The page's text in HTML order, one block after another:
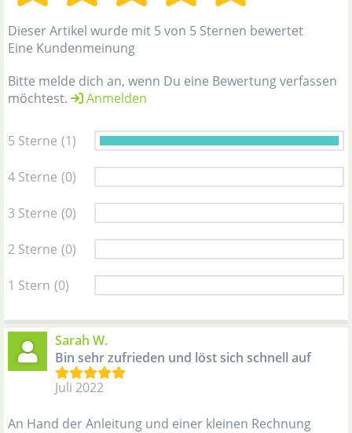
Dieser Artikel wurde mit 5 von 5 Sternen bewertet
Eine Kundenmeinung
Bitte melde dich an, wenn Du eine Bewertung verfassen
möchtest.
Anmelden
5 Sterne (1)
4 Sterne (0)
3 Sterne (0)
2 Sterne (0)
1 Stern (0)
Sarah W.
Bin sehr zufrieden und löst sich schnell auf
Juli 2022
An Hand der Anleitung und einer kleinen Rechnung